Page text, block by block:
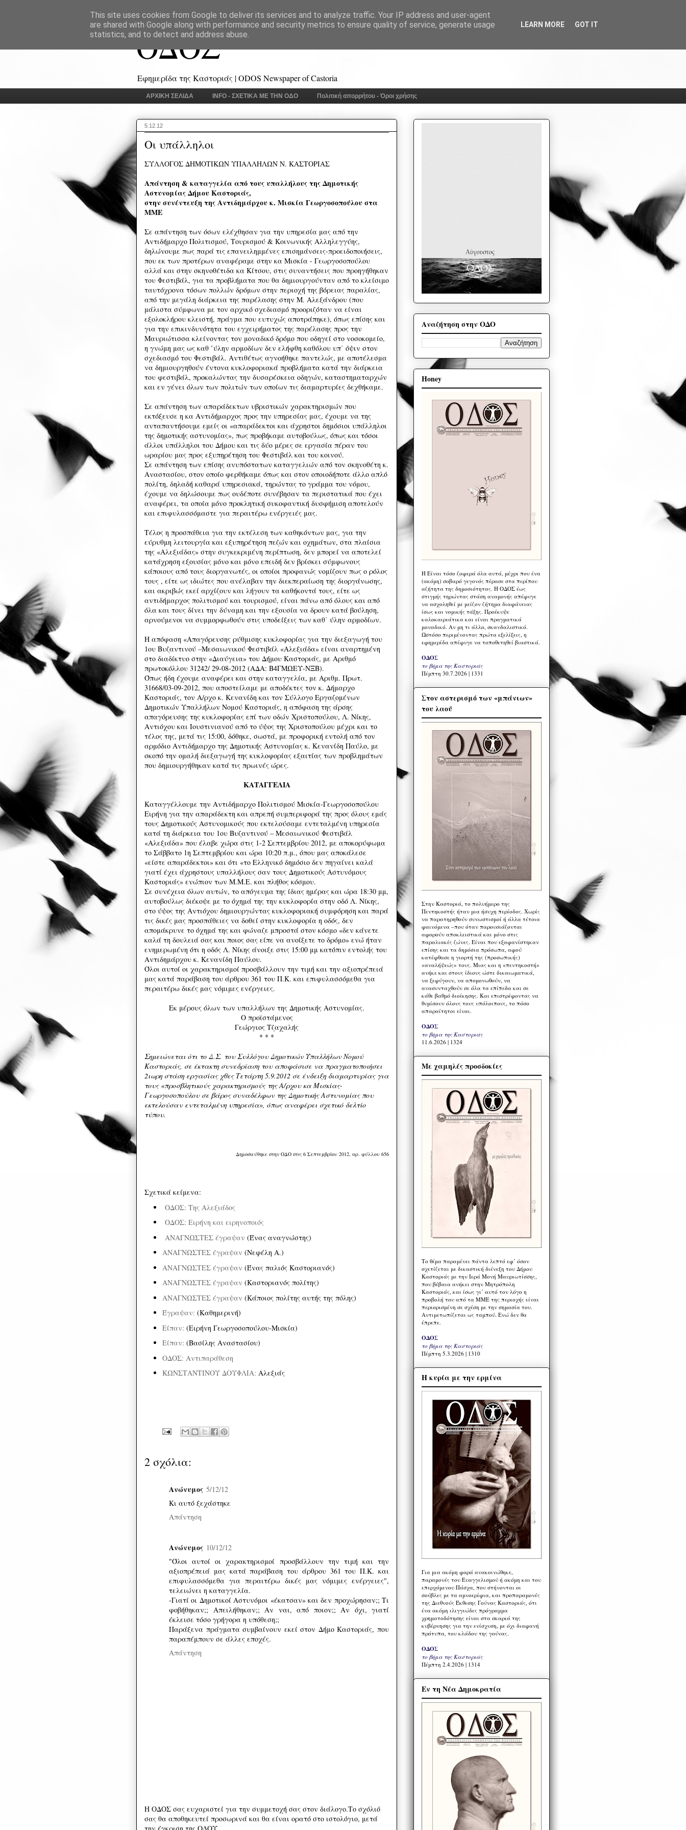
ΟΔΟΣ
Εφημερίδα της Καστοριάς | ODOS Newspaper of Castoria
ΑΡΧΙΚΗ ΣΕΛΙΔΑ INFO - ΣΧΕΤΙΚΑ ΜΕ ΤΗΝ ΟΔΟ Πολιτική απορρήτου - Όροι χρήσης
5.12.12
Οι υπάλληλοι
ΣΥΛΛΟΓΟΣ ΔΗΜΟΤΙΚΩΝ ΥΠΑΛΛΗΛΩΝ Ν. ΚΑΣΤΟΡΙΑΣ
Απάντηση & καταγγελία από τους υπαλλήλους της Δημοτικής
Αστυνομίας Δήμου Καστοριάς,
στην συνέντευξη της Αντιδημάρχου κ. Μισκία Γεωργοσοπούλου στα
ΜΜΕ
Σε απάντηση των όσων ελέχθησαν για την υπηρεσία μας από την
Αντιδήμαρχο Πολιτισμού, Τουρισμού & Κοινωνικής Αλληλεγγύης,
δηλώνουμε πως παρά τις επανειλημμένες επισημάνσεις-προειδοποιήσεις,
που εκ των προτέρων αναφέραμε στην κα Μισκία - Γεωργοσοπούλου
αλλά και στην σκηνοθέτιδα κα Κίτσου, στις συναντήσεις που προηγήθηκαν
του Φεστιβάλ, για τα προβλήματα που θα δημιουργούνταν από το κλείσιμο
ταυτόχρονα τόσων πολλών δρόμων στην περιοχή της βόρειας παραλίας,
από την μεγάλη διάρκεια της παρέλασης στην Μ. Αλεξάνδρου (που
μάλιστα σύμφωνα με τον αρχικό σχεδιασμό προοριζόταν να είναι
εξολοκλήρου κλειστή, πράγμα που ευτυχώς αποτράπηκε), όπως επίσης και
για την επικινδυνότητα του εγχειρήματος της παρέλασης προς την
Μαυριώτισσα κλείνοντας τον μοναδικό δρόμο που οδηγεί στο νοσοκομείο,
η γνώμη μας ως καθ ’ύλην αρμοδίων δεν ελήφθη καθόλου υπ΄ όψιν στον
σχεδιασμό του Φεστιβάλ. Αντιθέτως αγνοήθηκε παντελώς, με αποτέλεσμα
να δημιουργηθούν έντονα κυκλοφοριακά προβλήματα κατά την διάρκεια
του φεστιβάλ, προκαλώντας την δυσαρέσκεια οδηγών, καταστηματαρχών
και εν γένει όλων των πολιτών των οποίων τις διαμαρτυρίες δεχθήκαμε.
Σε απάντηση των απαράδεκτων υβριστικών χαρακτηρισμών που
εκτόξευσε η κα Αντιδήμαρχος προς την υπηρεσίας μας, έχουμε να της
ανταπαντήσουμε εμείς οι «απαράδεκτοι και άχρηστοι δημόσιοι υπάλληλοι
της δημοτικής αστυνομίας», πως προβήκαμε αυτοβούλως, όπως και τόσοι
άλλοι υπάλληλοι του Δήμου και τις δύο μέρες σε εργασία πέραν του
ωραρίου μας προς εξυπηρέτηση του Φεστιβάλ και του κοινού.
Σε απάντηση των επίσης ανυπόστατων καταγγελιών από τον σκηνοθέτη κ.
Αναστασίου, στον οποίο φερθήκαμε όπως και στον οποιοδήποτε άλλο απλό
πολίτη, δηλαδή καθαρά υπηρεσιακά, τηρώντας το γράμμα του νόμου,
έχουμε να δηλώσουμε πως ουδέποτε συνέβησαν τα περιστατικά που έχει
αναφέρει, τα οποία μόνο προκλητική συκοφαντική δυσφήμιση αποτελούν
και επιφυλασσόμαστε για περαιτέρω ενέργειές μας.
Τέλος η προσπάθεια για την εκτέλεση των καθηκόντων μας, για την
εύρυθμη λειτουργία και εξυπηρέτηση πεζών και οχημάτων, στα πλαίσια
της «Αλεξιάδας» στην συγκεκριμένη περίπτωση, δεν μπορεί να αποτελεί
κατάχρηση εξουσίας μόνο και μόνο επειδή δεν βρίσκει σύμφωνους
κάποιους από τους διοργανωτές, οι οποίοι προφανώς νομίζουν πως ο ρόλος
τους , είτε ως ιδιώτες που ανέλαβαν την διεκπεραίωση της διοργάνωσης,
και ακριβώς εκεί αρχίζουν και λήγουν τα καθήκοντά τους, είτε ως
αντιδήμαρχος πολιτισμού και τουρισμού, είναι πάνω από όλους και από
όλα και τους δίνει την δύναμη και την εξουσία να δρουν κατά βούληση,
αρνούμενοι να συμμορφωθούν στις υποδείξεις των καθ΄ ύλην αρμοδίων.
Η απόφαση «Απαγόρευσης ρύθμισης κυκλοφορίας για την διεξαγωγή του
1ου Βυζαντινού –Μεσαιωνικού Φεστιβάλ «Αλεξιάδα» είναι αναρτημένη
στο διαδίκτυο στην «Διαύγεια» του Δήμου Καστοριάς, με Αριθμό
πρωτοκόλλου 31242/ 29-08-2012 (ΑΔΑ: Β4ΓΜΩΕΥ-ΝΞΒ).
Όπως ήδη έχουμε αναφέρει και στην καταγγελία, με Αριθμ. Πρωτ.
31668/03-09-2012, που αποστείλαμε με αποδέκτες τον κ. Δήμαρχο
Καστοριάς, τον Α/ρχο κ. Κενανίδη και τον Σύλλογο Εργαζομένων
Δημοτικών Υπαλλήλων Νομού Καστοριάς, η απόφαση της άρσης
απαγόρευσης της κυκλοφορίας επί των οδών Χριστοπούλου, Λ. Νίκης,
Αντιόχου και Ιουστινιανού από το ύψος της Χριστοπούλου μέχρι και το
τέλος της, μετά τις 15:00, δόθηκε, σωστά, με προφορική εντολή από τον
αρμόδιο Αντιδήμαρχο της Δημοτικής Αστυνομίας κ. Κενανίδη Παύλο, με
σκοπό την ομαλή διεξαγωγή της κυκλοφορίας εξαιτίας των προβλημάτων
που δημιουργήθηκαν κατά τις πρωινές ώρες.
ΚΑΤΑΓΓΕΛΙΑ
Καταγγέλλουμε την Αντιδήμαρχο Πολιτισμού Μισκία-Γεωργοσοπούλου
Ειρήνη για την απαράδεκτη και απρεπή συμπεριφορά της προς όλους εμάς
τους Δημοτικούς Αστυνομικούς που εκτελούσαμε εντεταλμένη υπηρεσία
κατά τη διάρκεια του 1ου Βυζαντινού – Μεσαιωνικού Φεστιβάλ
«Αλεξιάδα» που έλαβε χώρα στις 1-2 Σεπτεμβρίου 2012, με αποκορύφωμα
το Σάββατο 1η Σεπτεμβρίου και ώρα 10:20 π.μ., όπου μας αποκάλεσε
«είστε απαράδεκτοι» και ότι «το Ελληνικό δημόσιο δεν πηγαίνει καλά
γιατί έχει άχρηστους υπαλλήλους σαν τους Δημοτικούς Αστυνόμους
Καστοριάς» ενώπιον των Μ.Μ.Ε. και πλήθος κόσμου.
Σε συνέχεια όλων αυτών, το απόγευμα της ίδιας ημέρας και ώρα 18:30 μμ,
αυτοβούλως διέκοψε με το όχημά της την κυκλοφορία στην οδό Λ. Νίκης,
στο ύψος της Αντιόχου δημιουργώντας κυκλοφοριακή συμφόρηση και παρά
τις δικές μας προσπάθειες να δοθεί στην κυκλοφορία η οδός, δεν
απομάκρυνε το όχημά της και φώναζε μπροστά στον κόσμο «δεν κάνετε
καλά τη δουλειά σας και ποιος σας είπε να ανοίξετε το δρόμο» ενώ ήταν
ενημερωμένη ότι η οδός Λ. Νίκης άνοιξε στις 15:00 μμ κατόπιν εντολής του
Αντιδημάρχου κ. Κενανίδη Παύλου.
Όλοι αυτοί οι χαρακτηρισμοί προσβάλλουν την τιμή και την αξιοπρέπειά
μας κατά παράβαση του άρθρου 361 του Π.Κ. και επιφυλασσόμεθα για
περαιτέρω δικές μας νόμιμες ενέργειες.
Εκ μέρους όλων των υπαλλήλων της Δημοτικής Αστυνομίας.
Ο προϊστάμενος
Γεώργιος Τζαχαλής
* * *
Σημειώνεται ότι το Δ.Σ. του Συλλόγου Δημοτικών Υπαλλήλων Νομού
Καστοριάς, σε έκτακτη συνεδρίαση του αποφάσισε να πραγματοποιήσει
2ιωρη στάση εργασίας χθες Τετάρτη 5.9.2012 σε ένδειξη διαμαρτυρίας για
τους «προσβλητικούς χαρακτηρισμούς της Α/ρχου κα Μισκίας-
Γεωργοσοπούλου σε βάρος συναδέλφων της Δημοτικής Αστυνομίας που
εκτελούσαν εντεταλμένη υπηρεσία», όπως αναφέρει σχετικό δελτίο
τύπου.
Δημοσιεύθηκε στην ΟΔΟ στις 6 Σεπτεμβρίου 2012, αρ. φύλλου 656
Σχετικά κείμενα:
ΟΔΟΣ: Της Αλεξιάδος
ΟΔΟΣ: Ειρήνη και ειρηνοποιός
ΑΝΑΓΝΩΣΤΕΣ έγραψαν (Ένας αναγνώστης)
ΑΝΑΓΝΩΣΤΕΣ έγραψαν (Νεφέλη Α.)
ΑΝΑΓΝΩΣΤΕΣ έγραψαν (Ένας παλιός Καστοριανός)
ΑΝΑΓΝΩΣΤΕΣ έγραψαν (Καστοριανός πολίτης)
ΑΝΑΓΝΩΣΤΕΣ έγραψαν (Κάποιος πολίτης αυτής της πόλης)
Έγραψαν: (Καθημερινή)
Είπαν: (Ειρήνη Γεωργοσοπούλου-Μισκία)
Είπαν: (Βασίλης Αναστασίου)
ΟΔΟΣ: Αντιπαράθεση
ΚΩΝΣΤΑΝΤΙΝΟΥ ΔΟΥΦΛΙΑ: Αλεξιάς
2 σχόλια:
Ανώνυμος 5/12/12
Κι αυτό ξεχάστηκε
Απάντηση
Ανώνυμος 10/12/12
"Όλοι αυτοί οι χαρακτηρισμοί προσβάλλουν την τιμή και την
αξιοπρέπειά μας κατά παράβαση του άρθρου 361 του Π.Κ. και
επιφυλασσόμεθα για περαιτέρω δικές μας νόμιμες ενέργειες",
τελειώνει η καταγγελία.
-Γιατί οι Δημοτικοί Αστυνόμοι «έκατσαν» και δεν προχώρησαν;; Τι
φοβήθηκαν;; Απειλήθηκαν;; Αν ναι, από ποιον;; Αν όχι, γιατί
έκλεισε τόσο γρήγορα η υπόθεση;;
Παράξενα πράγματα συμβαίνουν εκεί στον Δήμο Καστοριάς, που
παραπέμπουν σε άλλες εποχές.
Απάντηση
Η ΟΔΟΣ σας ευχαριστεί για την συμμετοχή σας στον διάλογο.Το σχόλιό
σας θα αποθηκευτεί προσωρινά και θα είναι ορατό στο ιστολόγιο, μετά
Αναζήτηση στην ΟΔΟ
Honey
Η Eίναι τόσο ζοφερά όλα αυτά, μέχρι που ένα
(ακόμη) σοβαρό γεγονός πέρασε στα περίπου
αζήτητα της δημοσιότητας. Η ΟΔΟΣ έως
στιγμής τηρώντας στάση αναμονής απέφυγε
να ασχοληθεί με μείζον ζήτημα διαφάνειας
ίσως και νομικής τάξης. Προέκυψε
καλοκαιριάτικα και είναι πραγματικά
μοναδικό. Αν μη τι άλλο, σκανδαλιστικό.
Ωστόσο περιμένοντας πρώτα εξελίξεις, η
εφημερίδα απέφυγε να τοποθετηθεί βιαστικά.
ΟΔΟΣ
το βήμα της Καστοριάς
Πέμπτη 30.7.2026 | 1331
Στον αστερισμό των «μπάνιων»
του λαού
Στην Καστοριά, το πολυήμερο της
Πεντηκοστής ήταν μια ήσυχη περίοδος. Χωρίς
να παρατηρηθούν συνωστισμοί ή άλλα τέτοια
φαινόμενα –που όταν παρουσιάζονται
αφορούν αποκλειστικά και μόνο στις
παραλιακές ζώνες. Είναι που εξαφανίστηκαν
επίσης και τα δημόσια πρόσωπα, αφού
κατέφθασε η γιορτή της (προσωπικής)
«αναλήψεώς» τους. Μιας και η «πεντηκοστή»
ανήκε και στους ίδιους ώστε δικαιωματικά,
να ξεφύγουν, να απομονωθούν, να
ανασυνταχθούν σε όλα τα επίπεδα και σε
κάθε βαθμό διοίκησης. Και επιστρέφοντας να
θυμίσουν όλους τους υπόλοιπους, το πόσο
απαραίτητοι είναι.
ΟΔΟΣ
το βήμα της Καστοριάς
11.6.2026 | 1324
Με χαμηλές προσδοκίες
Το θέμα παραμένει πάντα λεπτό εφ’ όσον
σχετίζεται με δικαστική διένεξη του Δήμου
Καστοριάς με την Ιερά Μονή Μαυριωτίσσης,
που βέβαια ανήκει στην Μητρόπολη
Καστοριάς, και ίσως γι’ αυτό τον λόγο η
προβολή του από τα ΜΜΕ της περιοχής είναι
περιορισμένη σε σχέση με την σημασία του.
Αντιμετωπίζεται ως ταμπού. Ενώ δεν θα
έπρεπε.
ΟΔΟΣ
το βήμα της Καστοριάς
Πέμπτη 5.3.2026 | 1310
Η κυρία με την ερμίνα
Για μια ακόμη φορά ανακοινώθηκε,
παραμονές του Ευαγγελισμού ή ακόμη και του
επερχόμενου Πάσχα, που στήνονται οι
σούβλες με τα αμνοερίφια, και προπαραμονές
της Διεθνούς Έκθεσης Γούνας Καστοριάς, ότι
ένα ακόμη ιλιγγιώδες πρόγραμμα
χρηματοδότησης είναι στα σκαριά της
κυβέρνησης για την ενίσχυση, με όχι διαφανή
πρότυπα, του κλάδου της γούνας.
ΟΔΟΣ
το βήμα της Καστοριάς
Πέμπτη 2.4.2026 | 1314
Εν τη Νέα Δημοκρατία
This site uses cookies from Google to deliver its services and to analyze traffic. Your IP address and user-agent
are shared with Google along with performance and security metrics to ensure quality of service, generate usage
statistics, and to detect and address abuse.
LEARN MORE GOT IT